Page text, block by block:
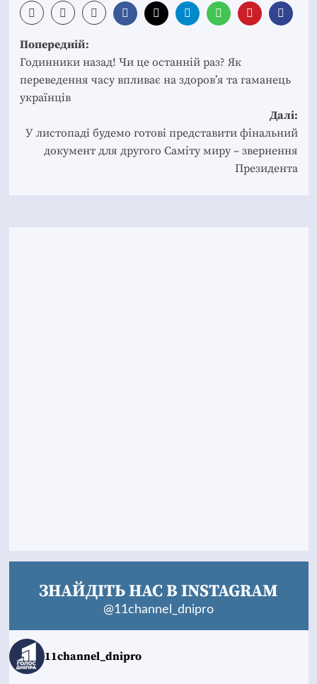
Post
navigation
Попередній:
Годинники назад! Чи це останній раз? Як
переведення часу впливає на здоров’я та гаманець
українців
Далі:
У листопаді будемо готові представити фінальний
документ для другого Саміту миру – звернення
Президента
ЗНАЙДІТЬ НАС В INSTAGRAM
@11channel_dnipro
11channel_dnipro